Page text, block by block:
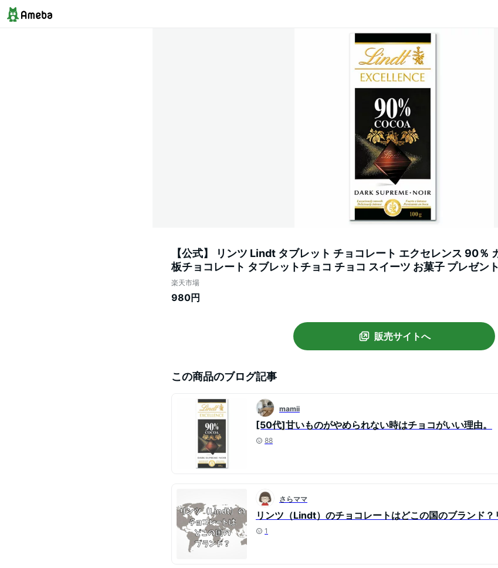
【公式】 リンツ Lindt タブレット チョコレート エクセレンス 90％
板チョコレート タブレットチョコ チョコ スイーツ お菓子 プレゼン
フト 可愛い おしゃれ 誕生日 職場 お礼 お返し リンツチョコ ハイカカ
楽天市場
980円
販売サイトへ
この商品のブログ記事
mamii
[50代]甘いものがやめられない時はチョコがいい理由。
88
さらママ
リンツ（Lindt）のチョコレートはどこの国のブランド？
1